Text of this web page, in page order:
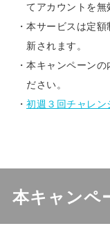
てアカウントを無
・本サービスは定
新されます。
・本キャンペーン
ださい。
・初週３回チャレン
本キャンペ